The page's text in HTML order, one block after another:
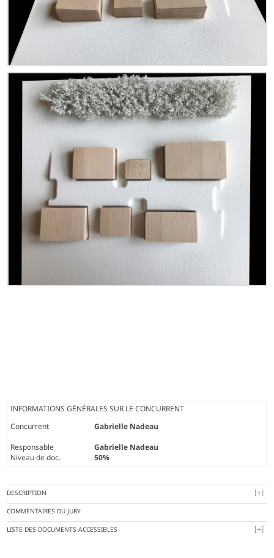
INFORMATIONS GÉNÉRALES SUR LE CONCURRENT
Concurrent
Gabrielle Nadeau
Responsable
Gabrielle Nadeau
Niveau de doc.
50%
DESCRIPTION
COMMENTAIRES DU JURY
LISTE DES DOCUMENTS ACCESSIBLES